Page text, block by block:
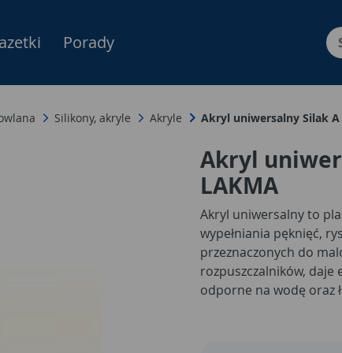
Menu Produktów,
Porady
Silikony, akryle Akryle Akryl uniwersalny Silak A
Akryl
LAKMA
Akryl uniwersalny to
wypełniania pęknięć,
przeznaczonych do
rozpuszczalników,
odporne na wodę oraz
charakteryzuje się